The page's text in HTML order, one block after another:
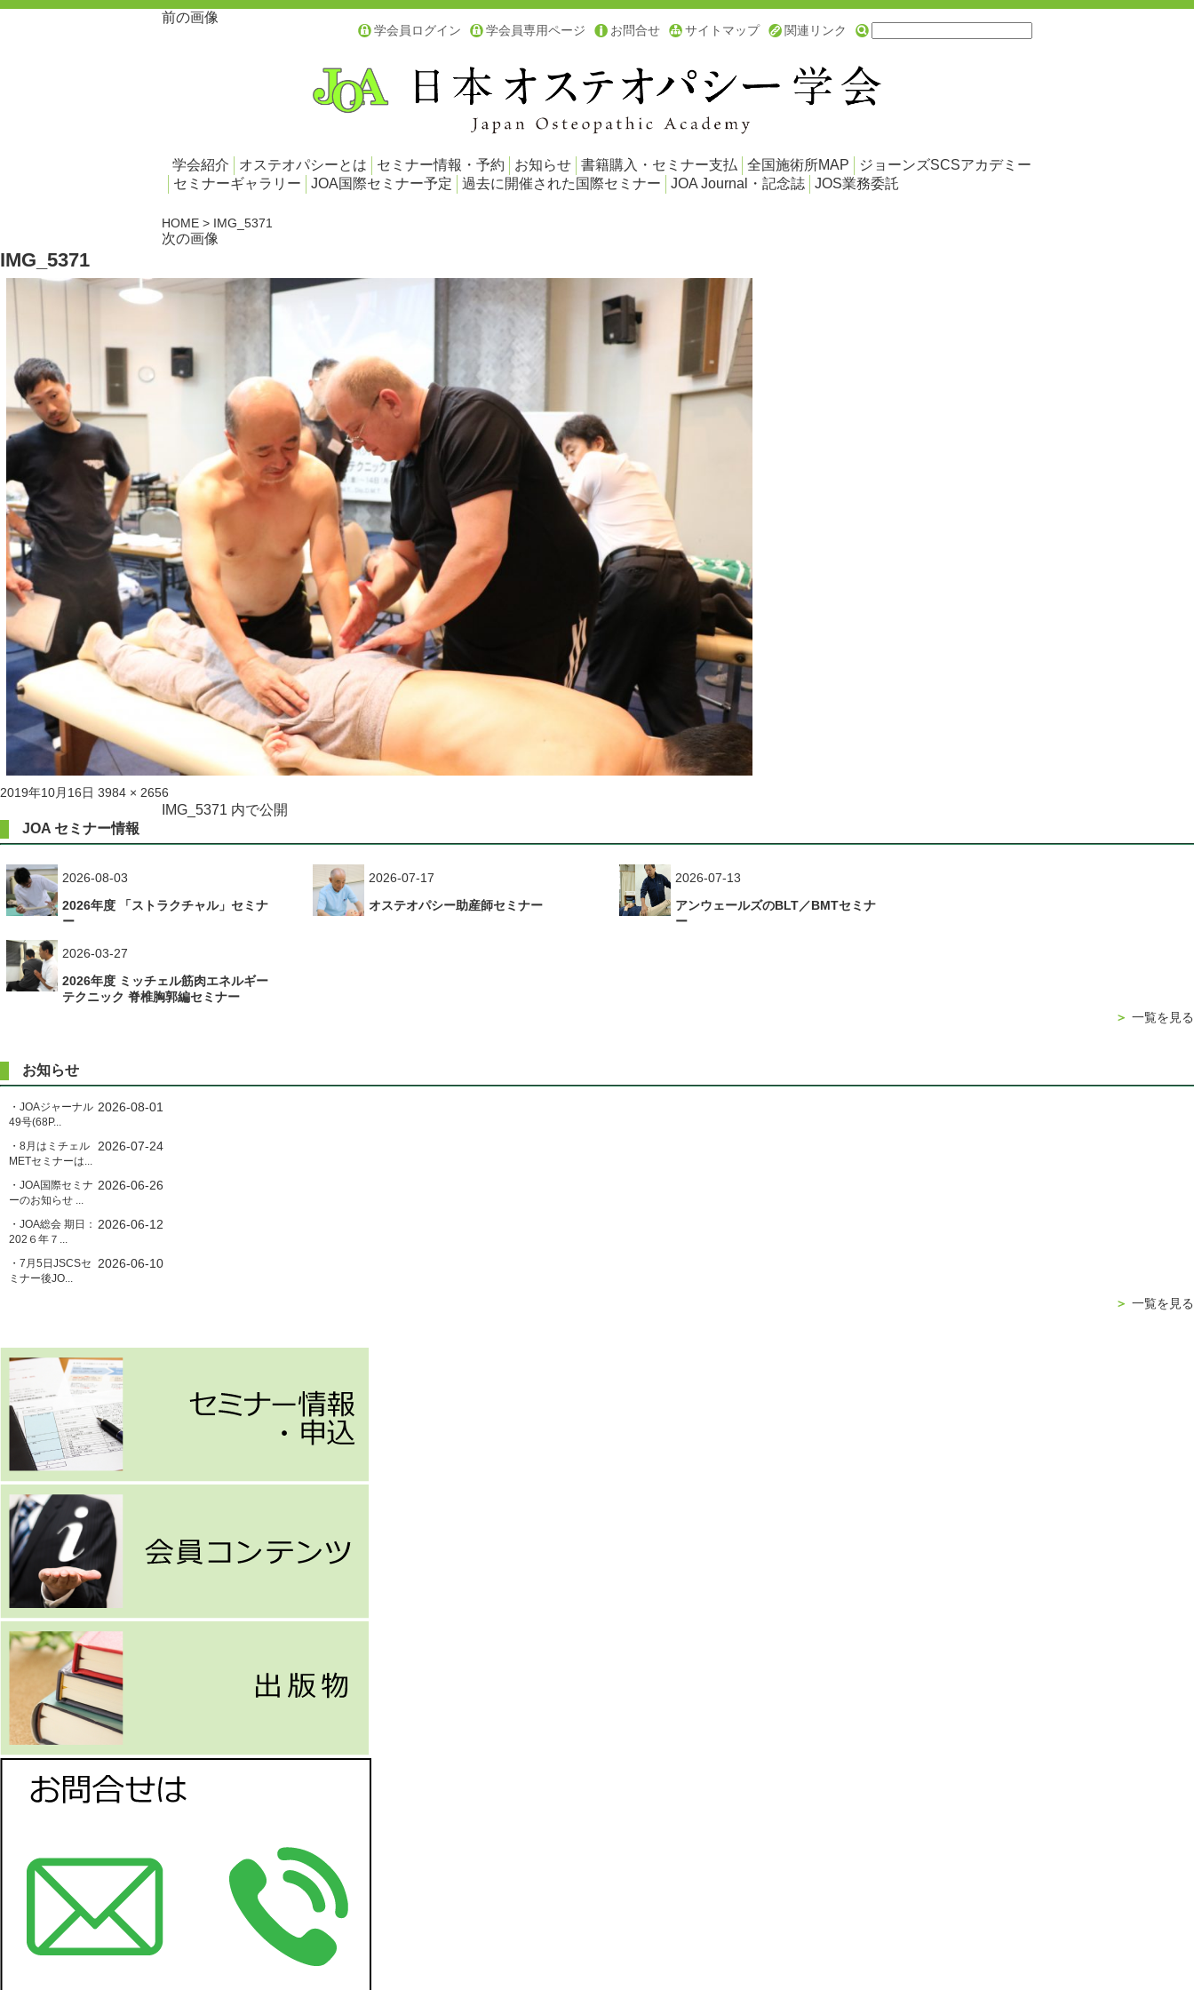
関連リンク
サイトマップ
お問合せ
学会員専用ページ
学会員ログイン
学会紹介 オステオパシーとは セミナー情報・予約 お知らせ 書籍購入・セミナー支払 全国施術所MAP
ジョーンズSCSアカデミー
セミナーギャラリー
JOA国際セミナー予定 過去に開催された国際セミナー JOA Journal・記念誌 JOS業務委託
HOME > IMG_5371
前の画像
次の画像
IMG_5371
投
2019年10月16日 フ
サ
イ
3984 × 2656
投
稿
ゲ
ョ
IMG_5371 内で公開
JOA セミナー情報
2026-08-03
2026年度 「ストラクチャル」セミナ
ー
2026-07-17
オステオパシー助産師セミナー
2026-07-13
アンウェールズのBLT／BMTセミナ
ー
2026-03-27
2026年度 ミッチェル筋肉エネルギー
テクニック 脊椎胸郭編セミナー
＞ 一覧を見る
お知らせ
・JOAジャーナル
49号(68P...
2026-08-01
・8月はミチェル
METセミナーは...
2026-07-24
・JOA国際セミナ
ーのお知らせ ...
2026-06-26
・JOA総会 期日：
202６年７...
2026-06-12
・7月5日JSCSセ
ミナー後JO...
2026-06-10
＞ 一覧を見る